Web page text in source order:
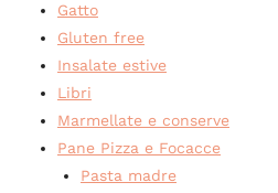
Gatto
Gluten free
Insalate estive
Libri
Marmellate e conserve
Pane Pizza e Focacce
Pasta madre